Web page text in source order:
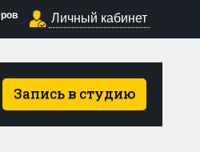
Личный кабинет
Запись в студию